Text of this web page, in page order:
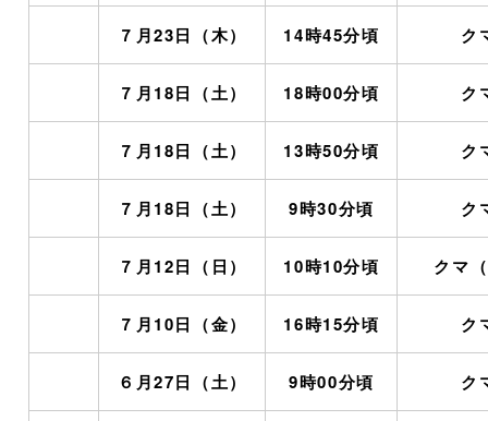
７月23日（木） 14時45分頃 ク
７月18日（土） 18時00分頃 ク
７月18日（土） 13時50分頃 ク
７月18日（土） 9時30分頃 ク
７月12日（日） 10時10分頃 クマ
７月10日（金） 16時15分頃 ク
６月27日（土） 9時00分頃 ク